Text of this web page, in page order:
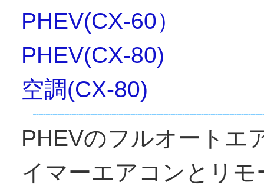
PHEV(CX-60）
PHEV(CX-80)
空調(CX-80)
PHEVのフルオートエ
イマーエアコンとリ